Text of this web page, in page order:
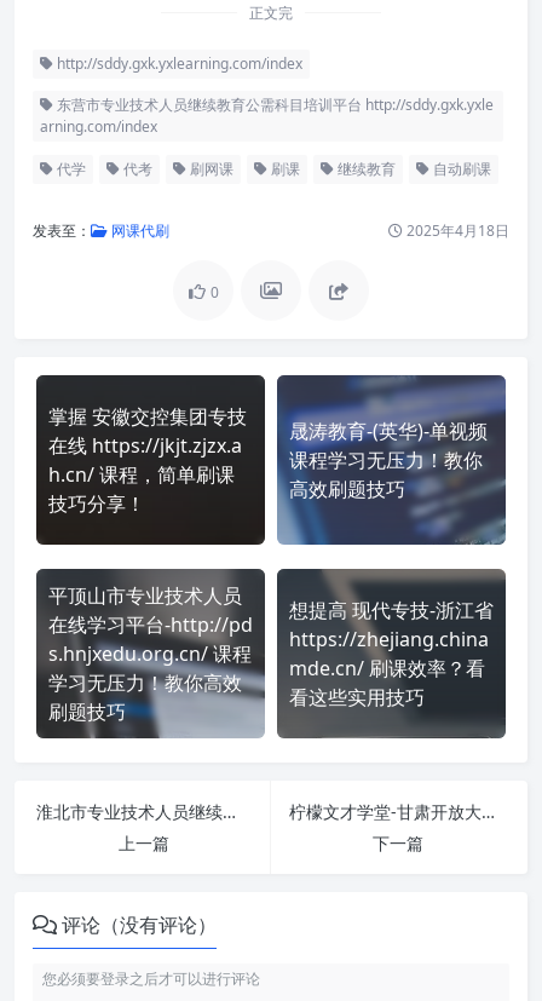
正文完
http://sddy.gxk.yxlearning.com/index
东营市专业技术人员继续教育公需科目培训平台 http://sddy.gxk.yxle
arning.com/index
代学 代考 刷网课 刷课 继续教育 自动刷课
发表至： 网课代刷 2025年4月18日
0
掌握 安徽交控集团专技
在线 https://jkjt.zjzx.a
h.cn/ 课程，简单刷课
技巧分享！
晟涛教育-(英华)-单视频
课程学习无压力！教你
高效刷题技巧
平顶山市专业技术人员
在线学习平台-http://pd
s.hnjxedu.org.cn/ 课程
学习无压力！教你高效
刷题技巧
想提高 现代专技-浙江省
https://zhejiang.china
mde.cn/ 刷课效率？看
看这些实用技巧
淮北市专业技术人员继续教育远程培训平台 https://huaibei.huilearning.com/ 刷课也能轻松过！简单技巧大公开
上一篇
柠檬文才学堂-甘肃开放大学 https://jw.wencaischool.net/gskfdx/console/ 课程学习无压力！教你高效刷题技巧
下一篇
评论（没有评论）